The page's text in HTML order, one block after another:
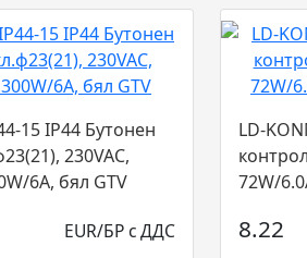
15 IP44 Бутонен
230VAC,
6A, бял GTV
EUR/БР с ДДС
LD-
72W/
8.22